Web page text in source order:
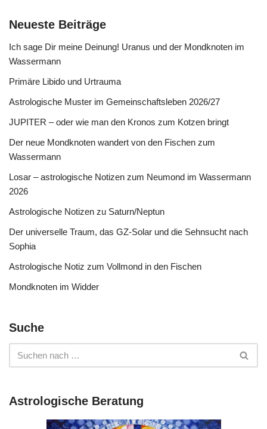
Neueste Beiträge
Ich sage Dir meine Deinung! Uranus und der Mondknoten im
Wassermann
Primäre Libido und Urtrauma
Astrologische Muster im Gemeinschaftsleben 2026/27
JUPITER – oder wie man den Kronos zum Kotzen bringt
Der neue Mondknoten wandert von den Fischen zum
Wassermann
Losar – astrologische Notizen zum Neumond im Wassermann
2026
Astrologische Notizen zu Saturn/Neptun
Der universelle Traum, das GZ-Solar und die Sehnsucht nach
Sophia
Astrologische Notiz zum Vollmond in den Fischen
Mondknoten im Widder
Suche
Astrologische Beratung